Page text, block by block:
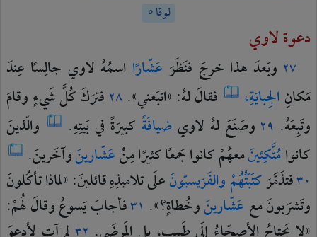
لوقا ٥
دعوة لاوي
٢٧ وبَعدَهذا خرجَ فنَظَرَ عَشّارًا اسمُهُ لاوي جالِسًا عِندَ
مَكانِالجِبايَةِ، فقالَلهُ:«اتبَعني». ٢٨ فترَكَكُلَّشَيءٍوقامَ
وتَبِعَهُ. ٢٩ وصَنَعَلهُ لاويضيافَةً كبيرَةًفيبَيتِهِ.
والّذينَ
كانوامُتَّكِئينَمعهُمْكانواجَمعًاكثيرًامِنْعَشّارينَوآخَرينَ.
٣٠فتذَمَّرَكتَبَتُهُمْوالفَرّيسيّونَعلَىتلاميذِهِقائلينَ:«لماذاتأكُلونَ
وتَشرَبونَمععَشّارينَوخُطاةٍ؟». ٣١فأجابَيَسوعُوقالَلهُمْ: